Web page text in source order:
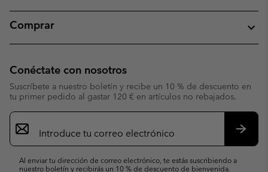
Comprar
Conéctate con nosotros
Suscríbete a nuestro boletín y recibe un 10 % de descuento en
tu primer pedido al gastar 120 € en artículos no rebajados.
Suscripción
de
correo
Al enviar tu dirección de correo electrónico, te estás suscribiendo a
nuestro boletín y recibirás un 10 % de descuento de bienvenida.